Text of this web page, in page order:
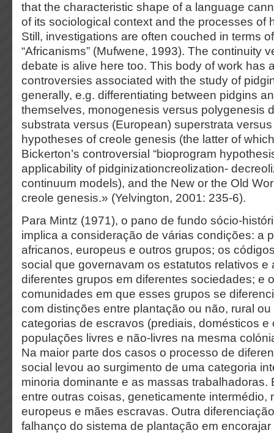
that the characteristic shape of a language
of its sociological context and the processes of
Still, investigations are often couched in terms
“Africanisms” (Mufwene, 1993). The continuity
debate is alive here too. This body of work has
controversies associated with the study of
generally, e.g. differentiating between pidgins
themselves, monogenesis versus polygenesis
substrata versus (European) superstrata
hypotheses of creole genesis (the latter of
Bickerton’s controversial “bioprogram
applicability of pidginizationcreolization-
continuum models), and the New or the Old
creole genesis.» (Yelvington, 2001: 235-6).
Para Mintz (1971), o pano de fundo sócio-
implica a consideração de várias condições: a
africanos, europeus e outros grupos; os
social que governavam os estatutos relativos e
diferentes grupos em diferentes sociedades; e
comunidades em que esses grupos se
com distinções entre plantação ou não, rural
categorias de escravos (prediais, domésticos e
populações livres e não-livres na mesma
Na maior parte dos casos o processo de
social levou ao surgimento de uma categoria
minoria dominante e as massas trabalhadoras.
entre outras coisas, geneticamente intermédio,
europeus e mães escravas. Outra
falhanço do sistema de plantação em